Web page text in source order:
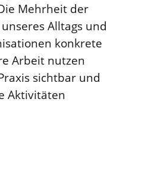
Mehrheit der
Alltags und
konkrete
Arbeit nutzen
sichtbar und
Aktivitäten